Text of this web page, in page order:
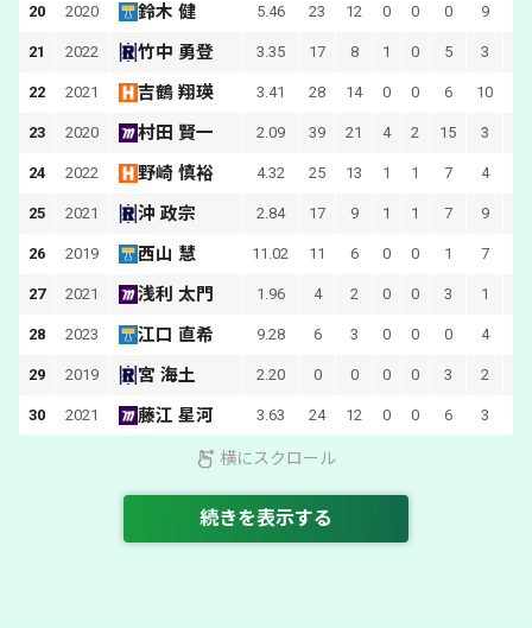
20 2020 鈴木 健 5.46 23 12 0 0 0 9
21 2022 竹中 勇登 3.35 17 8 1 0 5 3
22 2021 吉鶴 翔瑛 3.41 28 14 0 0 6 10
23 2020 村田 賢一 2.09 39 21 4 2 15 3
24 2022 野崎 慎裕 4.32 25 13 1 1 7 4
25 2021 沖 政宗 2.84 17 9 1 1 7 9
26 2019 西山 慧 11.02 11 6 0 0 1 7
27 2021 浅利 太門 1.96 4 2 0 0 3 1
28 2023 江口 直希 9.28 6 3 0 0 0 4
29 2019 宮 海土 2.20 0 0 0 0 3 2
30 2021 藤江 星河 3.63 24 12 0 0 6 3
横にスクロール
続きを表示する